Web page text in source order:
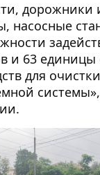
дорожники
насосные
и 63 единицы
для очистки